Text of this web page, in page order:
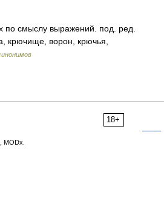
по смыслу выражений. под. ред.
крючище, ворон, крючья,
18+
MODx.